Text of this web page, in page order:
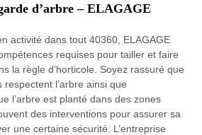
d’arbre – ELAGAGE
activité dans tout 40360, ELAGAGE
requises pour tailler et faire
la règle d’horticole. Soyez rassuré que
l’arbre ainsi que
l’arbre est planté dans des zones
des interventions pour assurer sa
une certaine sécurité. L’entreprise